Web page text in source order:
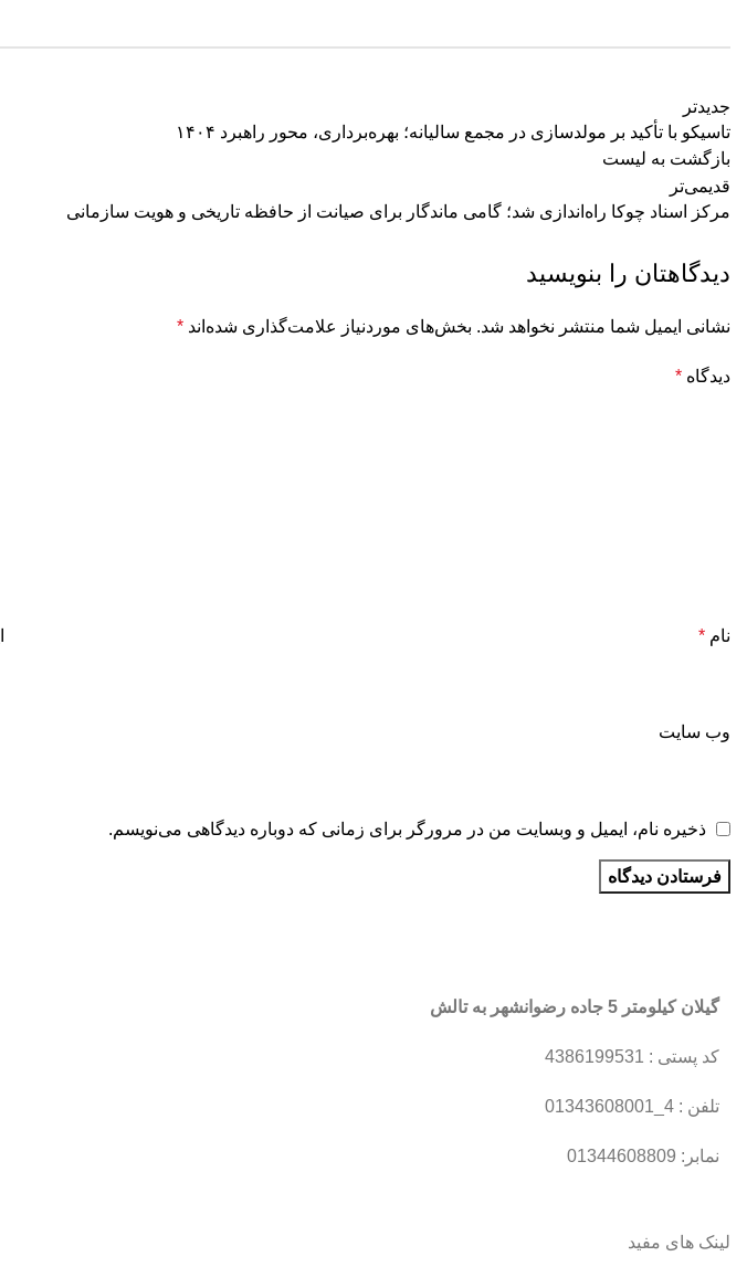
جدیدتر
تاسیکو با تأکید بر مولدسازی در مجمع سالیانه؛ بهره‌برداری، محور راهبرد ۱۴۰۴
بازگشت به لیست
قدیمی‌تر
مرکز اسناد چوکا راه‌اندازی شد؛ گامی ماندگار برای صیانت از حافظه تاریخی و هویت سازمانی
دیدگاهتان را بنویسید
نشانی ایمیل شما منتشر نخواهد شد. بخش‌های موردنیاز علامت‌گذاری شده‌اند *
دیدگاه *
نام *
وب‌ سایت
ذخیره نام، ایمیل و وبسایت من در مرورگر برای زمانی که دوباره دیدگاهی می‌نویسم.
گیلان کیلومتر 5 جاده رضوانشهر به تالش
کد پستی : 4386199531
تلفن : 4_01343608001
نمابر: 01344608809
لینک های مفید